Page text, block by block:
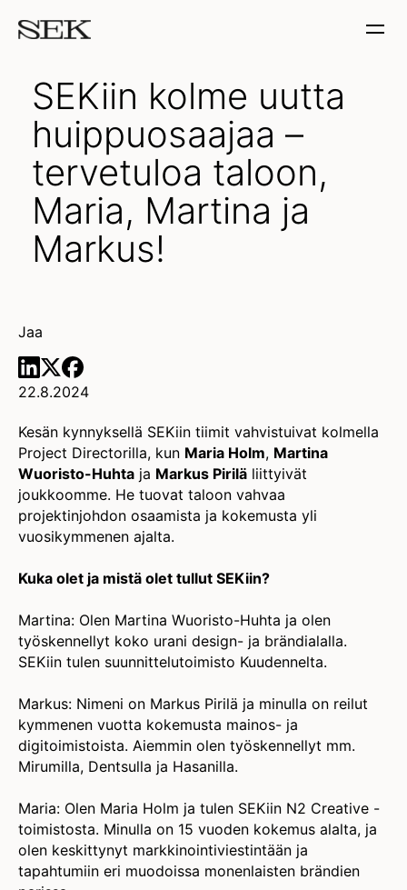
SEKiin kolme uutta
huippuosaajaa –
tervetuloa taloon,
Maria, Martina ja
Markus!
22.8.2024
Kesän kynnyksellä SEKiin tiimit vahvistuivat kolmella
Project Directorilla, kun Maria Holm, Martina
Wuoristo-Huhta ja Markus Pirilä liittyivät
joukkoomme. He tuovat taloon vahvaa
projektinjohdon osaamista ja kokemusta yli
vuosikymmenen ajalta.
Kuka olet ja mistä olet tullut SEKiin?
Martina: Olen Martina Wuoristo-Huhta ja olen
työskennellyt koko urani design- ja brändialalla.
SEKiin tulen suunnittelutoimisto Kuudennelta.
Markus: Nimeni on Markus Pirilä ja minulla on reilut
kymmenen vuotta kokemusta mainos- ja
digitoimistoista. Aiemmin olen työskennellyt mm.
Mirumilla, Dentsulla ja Hasanilla.
Maria: Olen Maria Holm ja tulen SEKiin N2 Creative -
toimistosta. Minulla on 15 vuoden kokemus alalta, ja
olen keskittynyt markkinointiviestintään ja
tapahtumiin eri muodoissa monenlaisten brändien
Jaa